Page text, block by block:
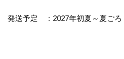
発送予定 ：2027年初夏～夏ごろ